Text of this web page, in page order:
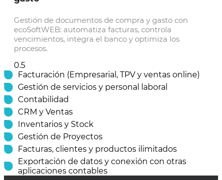
Gestión de documentos de compra y gasto con
ecoSoftWEB: automatiza facturas, controla
vencimientos, integra el banco y optimiza los
procesos.
Facturación (Empresarial, TPV y ventas online)
Gestión de servicios y personal laboral
Contabilidad
CRM y Ventas
Inventarios y Stock
Gestión de Proyectos
Facturas, clientes y productos ilimitados
Exportación de datos y conexión con otras
aplicaciones contables